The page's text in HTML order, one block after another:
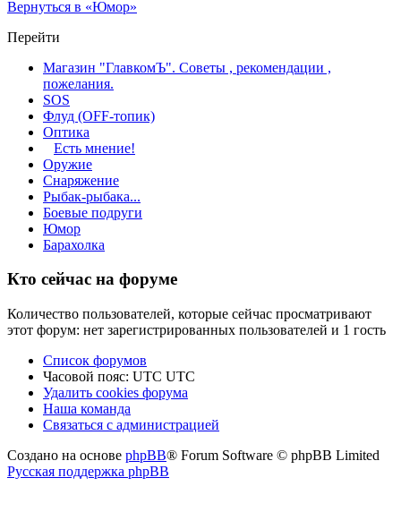
Вернуться в «Юмор»
Перейти
Магазин "ГлавкомЪ". Советы , рекомендации ,
пожелания.
SOS
Флуд (OFF-топик)
Оптика
Есть мнение!
Оружие
Снаряжение
Рыбак-рыбака...
Боевые подруги
Юмор
Барахолка
Кто сейчас на форуме
Количество пользователей, которые сейчас просматривают
этот форум: нет зарегистрированных пользователей и 1 гость
Список форумов
Часовой пояс: UTC UTC
Удалить cookies форума
Наша команда
Связаться с администрацией
Создано на основе phpBB® Forum Software © phpBB Limited
Русская поддержка phpBB